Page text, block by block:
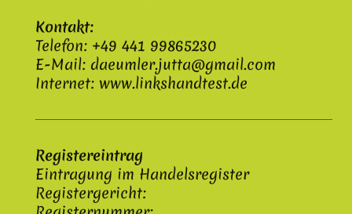
Kontakt:
Telefon: +49 441 99865230
E-Mail: daeumler.jutta@gmail.com
Internet: www.linkshandtest.de
Registereintrag
Eintragung im Handelsregister
Registergericht: